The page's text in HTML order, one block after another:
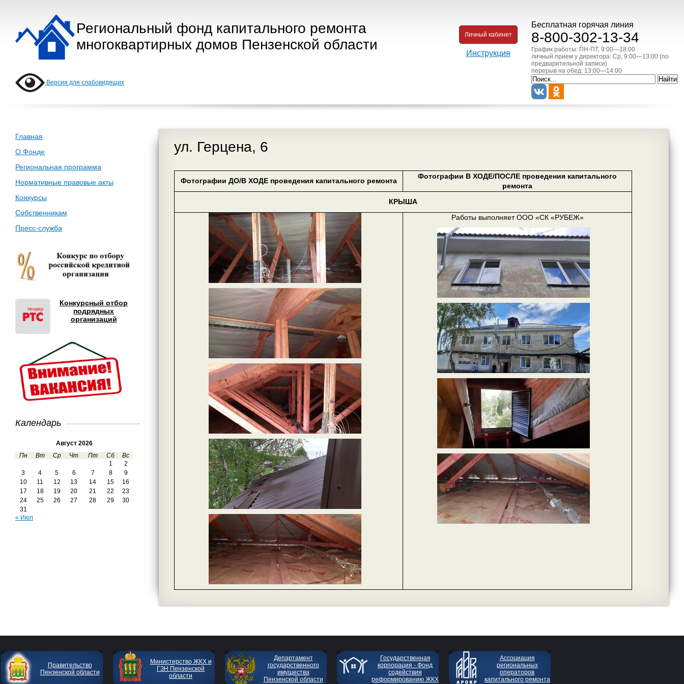
Региональный фонд капитального ремонта
многоквартирных домов Пензенской области
Бесплатная горячая линия
8-800-302-13-34
График работы: ПН-ПТ, 9:00—18:00
личный прием у директора: Ср, 9:00—13:00 (по
предварительной записи)
перерыв на обед: 13:00—14:00
Личный кабинет
Инструкция
Версия для слабовидящих
Главная
О Фонде
Региональная программа
Нормативные правовые акты
Конкурсы
Собственникам
Пресс-служба
Конкурсный отбор
подрядных
организаций
Календарь
Август 2026
Пн
Вт Ср Чт Пт Сб
Вс
1
2
3
4 5 6 7 8
9
10
11 12 13 14 15
16
17
18 19 20 21 22
23
24
25 26 27 28 29
30
31
« Июл
ул. Герцена, 6
Фотографии ДО/В ХОДЕ проведения капитального ремонта
Фотографии В ХОДЕ/ПОСЛЕ проведения капитального
ремонта
КРЫША
Работы выполняет ООО «СК «РУБЕЖ»
Правительство
Пензенской области
Министерство ЖКХ и
ГЗН Пензенской
области
Департамент
государственного
имущества
Пензенской области
Государственная
корпорация - Фонд
содействия
реформированию ЖКХ
Ассоциация
региональных
операторов
капитального ремонта